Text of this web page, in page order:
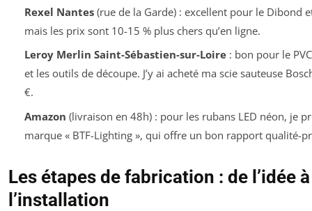
Rexel Nantes(rue de la Garde) : excellent pour le Dibond
mais les prix sont 10-15 % plus chers qu’en ligne.
Leroy Merlin Saint-Sébastien-sur-Loire: bon pour le
et les outils de découpe. J’y ai acheté ma scie sauteuse
€.
Amazon (livraison en 48h) : pour les rubans LED néon, je
marque « BTF-Lighting », qui offre un bon rapport qualité-
Les étapes de fabrication : de l’idée à
l’installation